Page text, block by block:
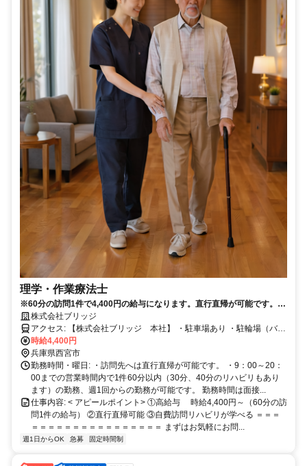
理学・作業療法士
※60分の訪問1件で4,400円の給与になります。直行直帰が可能です。女
性活躍中です。
株式会社ブリッジ
アクセス: 【株式会社ブリッジ 本社】 ・駐車場あり ・駐輪場（バイ
時給4,400円
兵庫県西宮市
勤務時間・曜日: ・訪問先へは直行直帰が可能です。 ・9：00～20：
00までの営業時間内で1件60分以内（30分、40分のリハビリもあり
ます）の勤務、週1回からの勤務が可能です。 勤務時間は面接...
仕事内容: < アピールポイント> ①高給与 時給4,400円～（60分の訪
問1件の給与） ②直行直帰可能 ③自費訪問リハビリが学べる ＝＝＝
＝＝＝＝＝＝＝＝＝＝＝＝＝＝＝＝ まずはお気軽にお問...
週1日からOK 急募 固定時間制